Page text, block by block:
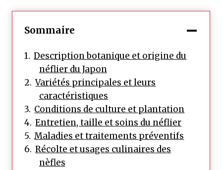
Sommaire
Description botanique et origine du
néflier du Japon
Variétés principales et leurs
caractéristiques
Conditions de culture et plantation
Entretien, taille et soins du néflier
Maladies et traitements préventifs
Récolte et usages culinaires des
nèfles